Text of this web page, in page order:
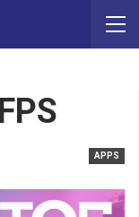
APPS